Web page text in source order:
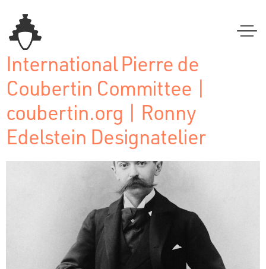
International Pierre de
Coubertin Committee |
coubertin.org | Ronny
Edelstein Designatelier